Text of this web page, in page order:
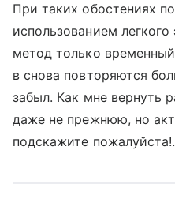
При таких обостениях
использованием
метод только
в снова повторяются
забыл. Как мне вернуть
даже не прежнюю, но
подскажите